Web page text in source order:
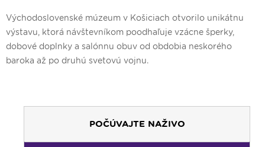
Východoslovenské múzeum v Košiciach otvorilo unikátnu
výstavu, ktorá návštevníkom poodhaľuje vzácne šperky,
dobové doplnky a salónnu obuv od obdobia neskorého
baroka až po druhú svetovú vojnu.
POČÚVAJTE NAŽIVO